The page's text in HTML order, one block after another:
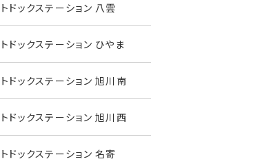
トドックステーション 八雲
トドックステーション ひやま
トドックステーション 旭川南
トドックステーション 旭川西
トドックステーション 名寄